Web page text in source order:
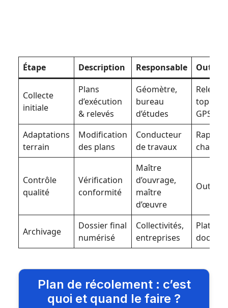
Étape Description Responsable Outil
Collecte
initiale
Plans
d’exécution
& relevés
Géomètre,
bureau
d’études
Relevé
GPS
Adaptations
terrain
Modification
des plans
Conducteur
de travaux
Rapport
Contrôle
qualité
Vérification
conformité
Maître
d’ouvrage,
maître
d’œuvre
Outils
Archivage
Dossier final
numérisé
Collectivités,
entreprises
Plan de récolement : c’est
quoi et quand le faire ?